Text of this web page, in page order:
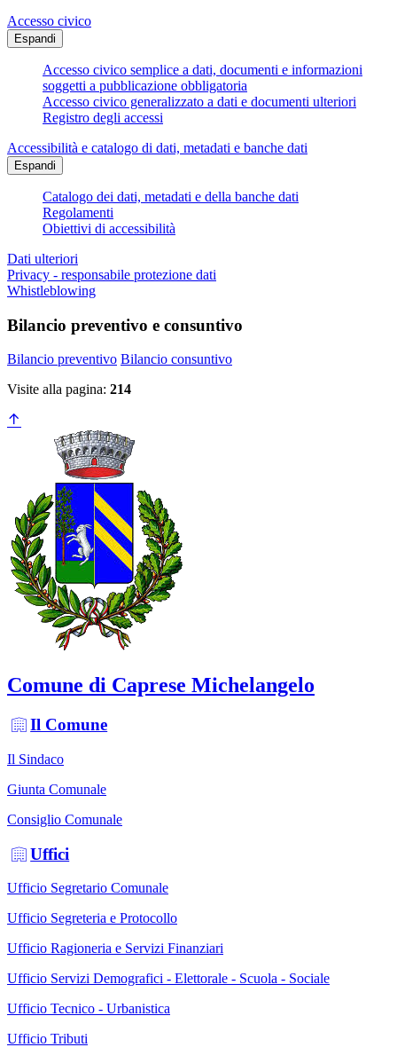
Accesso civico
Espandi
Accesso civico semplice a dati, documenti e informazioni
soggetti a pubblicazione obbligatoria
Accesso civico generalizzato a dati e documenti ulteriori
Registro degli accessi
Accessibilità e catalogo di dati, metadati e banche dati
Espandi
Catalogo dei dati, metadati e della banche dati
Regolamenti
Obiettivi di accessibilità
Dati ulteriori
Privacy - responsabile protezione dati
Whistleblowing
Bilancio preventivo e consuntivo
Bilancio preventivo Bilancio consuntivo
Visite alla pagina: 214
Comune di Caprese Michelangelo
Il Comune
Il Sindaco
Giunta Comunale
Consiglio Comunale
Uffici
Ufficio Segretario Comunale
Ufficio Segreteria e Protocollo
Ufficio Ragioneria e Servizi Finanziari
Ufficio Servizi Demografici - Elettorale - Scuola - Sociale
Ufficio Tecnico - Urbanistica
Ufficio Tributi